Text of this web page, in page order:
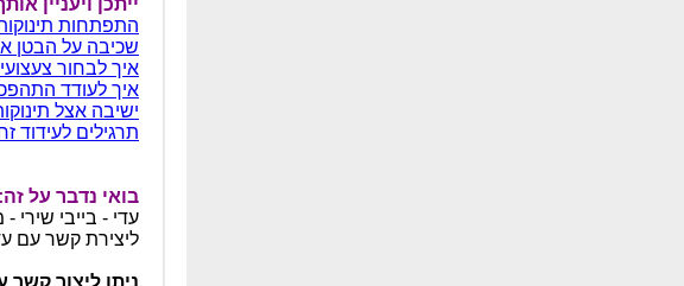
ייתכן ויעניין
התפתחות
שכיבה על הבטן
איך לבחור
איך לעודד
ישיבה אצל
תרגילים לעידוד
בואי נדבר על זה:
עדי - בייבי שירי
ליצירת קשר עם
ניתן ליצור